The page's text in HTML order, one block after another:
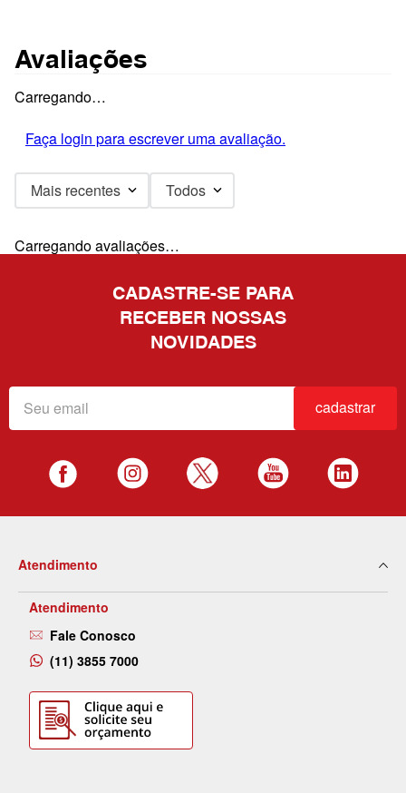
Avaliações
Carregando…
Faça login para escrever uma avaliação.
Mais recentes Todos
Carregando avaliações…
CADASTRE-SE PARA
RECEBER NOSSAS
NOVIDADES
cadastrar
Atendimento
Atendimento
Fale Conosco
(11) 3855 7000